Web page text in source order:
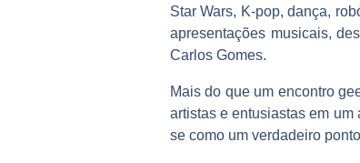
Star Wars, K-pop, dança,
apresentações musicais,
Carlos Gomes.
Mais do que um encontro
artistas e entusiastas em
se como um verdadeiro